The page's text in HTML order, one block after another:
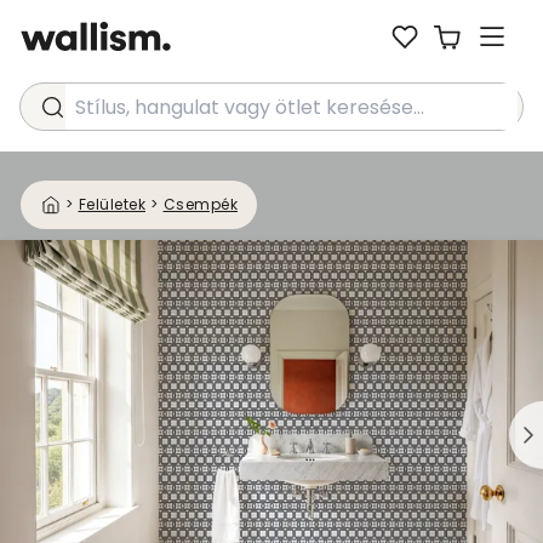
Stílus, hangulat vagy ötlet keresése...
> Felületek > Csempék